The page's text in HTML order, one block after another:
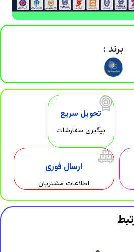
برند :
تحویل سریع
پیگیری سفارشات
ارسال فوری
اطلاعات مشتریان